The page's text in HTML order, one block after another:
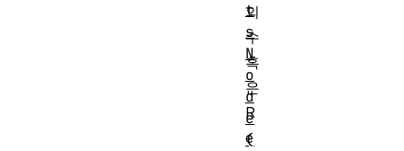
의
수
혹
은
R
e
t
s
N
o
d
e
(